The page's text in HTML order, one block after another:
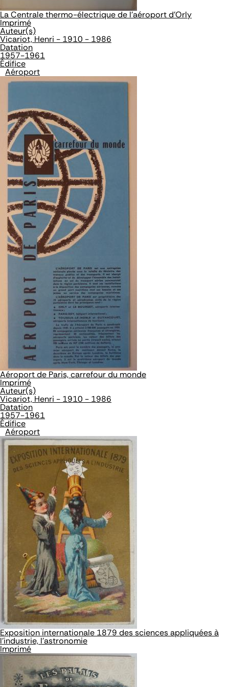
La Centrale thermo-électrique de l'aéroport d'Orly
Imprimé
Auteur(s)
Vicariot, Henri - 1910 - 1986
Datation
1957-1961
Édifice
Aéroport
Aéroport de Paris, carrefour du monde
Imprimé
Auteur(s)
Vicariot, Henri - 1910 - 1986
Datation
1957-1961
Édifice
Aéroport
Exposition internationale 1879 des sciences appliquées à
l'industrie, l'astronomie
Imprimé